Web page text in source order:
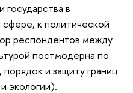
государства в
к политической
респондентов между
постмодерна по
порядок и защиту границ
экологии).